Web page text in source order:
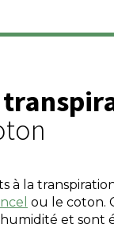
à la
ou le coton.
et